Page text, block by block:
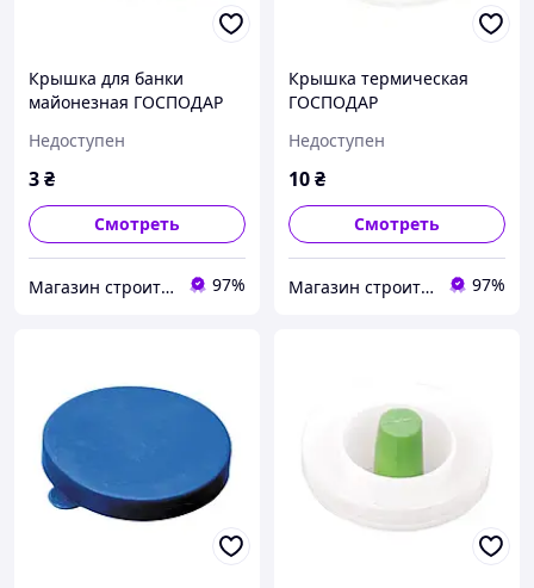
Крышка для банки
майонезная ГОСПОДАР
Недоступен
3₴
Смотреть
Магазин строительных материалов "СТРОИМ ВМЕСТЕ" 97%
Крышка термическая
ГОСПОДАР
Недоступен
10₴
Смотреть
Магазин строительных материалов "СТРОИМ ВМЕСТЕ" 97%